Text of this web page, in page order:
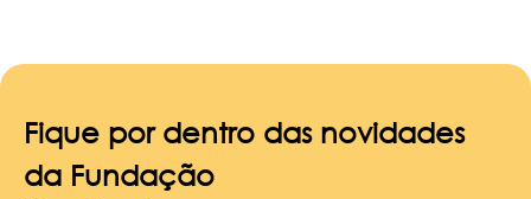
Fique por dentro das novidades
da Fundação